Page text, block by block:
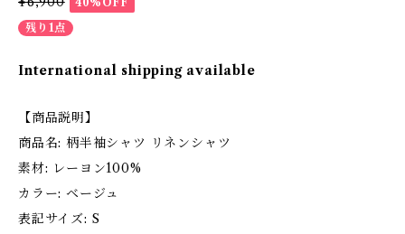
残り1点
International shipping available
【商品説明】
商品名: 柄半袖シャツ リネンシャツ
素材: レーヨン100%
カラー: ベージュ
表記サイズ: S